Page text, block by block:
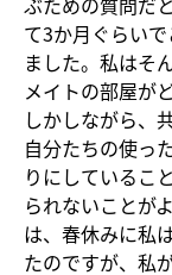
て3か月ぐらい
ました。私はそ
メイトの部屋が
しかしながら、
自分たちの使っ
りにしているこ
られないことが
は、春休みに私
たのですが、私